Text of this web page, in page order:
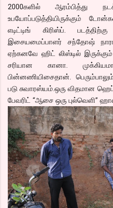
2000களில் ஆரம்பித்து
உபயோப்படுத்தியிருக்கும்
எடிட்டிங் கிரிஸ்ப்.
இசையமைப்பாளர் சந்தோஷ்
ஏற்கனவே ஹிட் லிஸ்டில்
சரியான கானா.
பின்னணியிசைதான்.
படு சுவாரஸ்யம்.ஒரு விதமான
பேவரிட் “ஆசை ஒரு புல்வெளி”